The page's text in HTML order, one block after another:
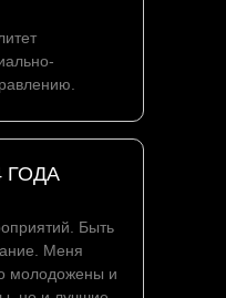
Быть
Меня
молодожены и
ГОДА